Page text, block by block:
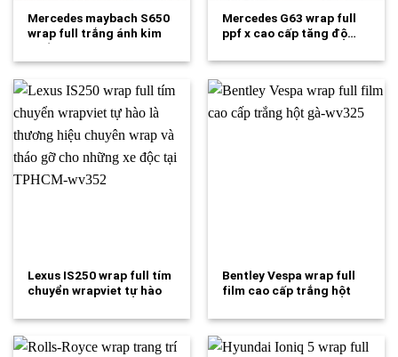
Mercedes maybach S650
wrap full trắng ánh kim
phối đen…
Mercedes G63 wrap full
ppf x cao cấp tăng độ…
Lexus IS250 wrap full tím
chuyển wrapviet tự hào
Bentley Vespa wrap full
film cao cấp trắng hột